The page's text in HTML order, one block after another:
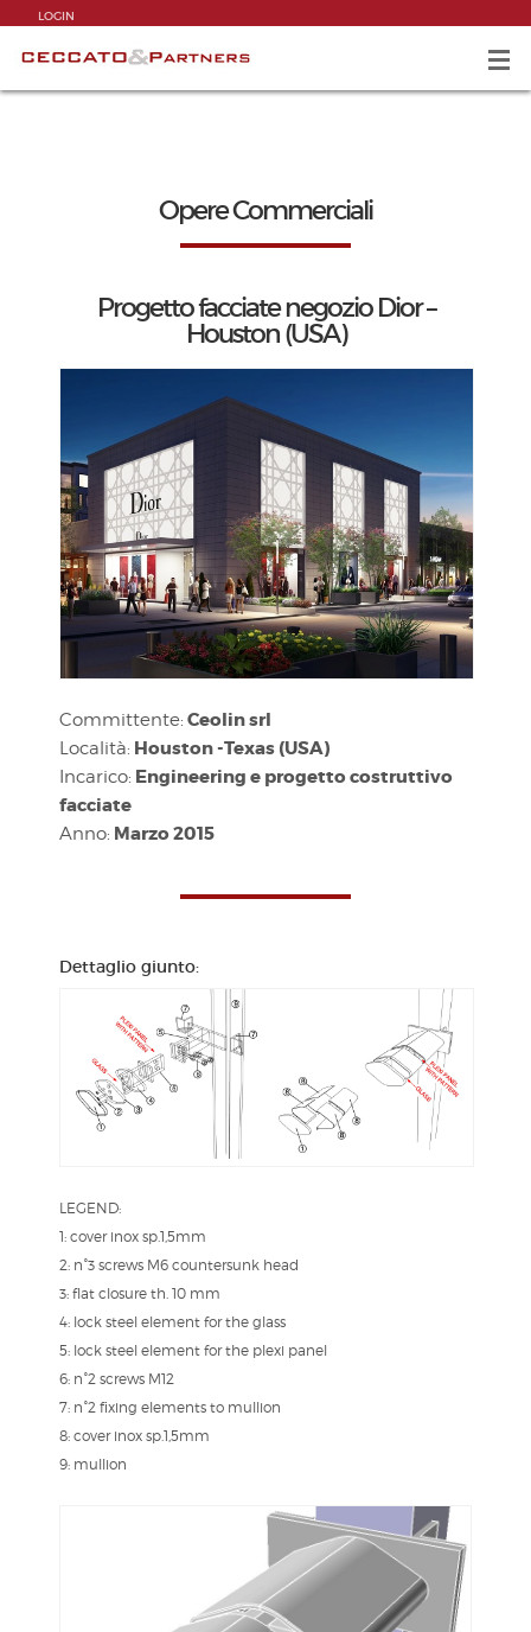
LOGIN
Opere Commerciali
Progetto facciate negozio Dior –
Houston (USA)
Committente: Ceolin srl
Località: Houston -Texas (USA)
Incarico: Engineering e progetto costruttivo
facciate
Anno: Marzo 2015
Dettaglio giunto:
LEGEND:
1: cover inox sp.1,5mm
2: n°3 screws M6 countersunk head
3: flat closure th. 10 mm
4: lock steel element for the glass
5: lock steel element for the plexi panel
6: n°2 screws M12
7: n°2 fixing elements to mullion
8: cover inox sp.1,5mm
9: mullion